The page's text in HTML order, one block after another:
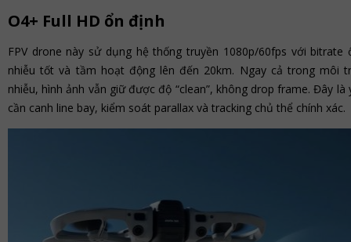
O4+ Full HD ổn định
FPV drone này sử dụng hệ thống truyền 1080p/60fps với bitrate
nhiễu tốt và tầm hoạt động lên đến 20km. Ngay cả trong môi
nhiễu, hình ảnh vẫn giữ được độ “clean”, không drop frame. Đây
cần canh line bay, kiểm soát parallax và tracking chủ thể chính xác.